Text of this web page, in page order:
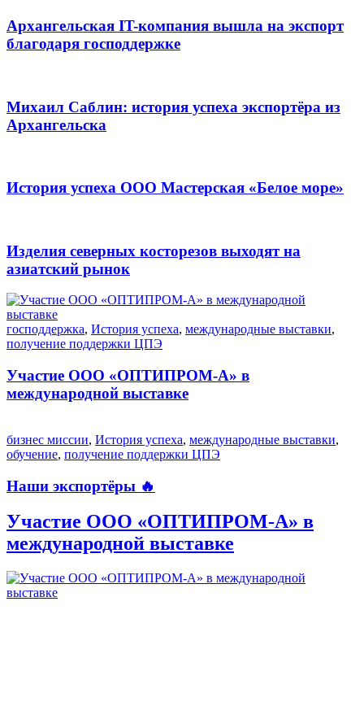
Архангельская IT-компания вышла на экспорт
благодаря господдержке
Михаил Саблин: история успеха экспортёра из
Архангельска
История успеха ООО Мастерская «Белое море»
Изделия северных косторезов выходят на
азиатский рынок
господдержка, История успеха, международные выставки,
получение поддержки ЦПЭ
Участие ООО «ОПТИПРОМ-А» в
международной выставке
бизнес миссии, История успеха, международные выставки,
обучение, получение поддержки ЦПЭ
Наши экспортёры 🔥
Участие ООО «ОПТИПРОМ-А» в
международной выставке